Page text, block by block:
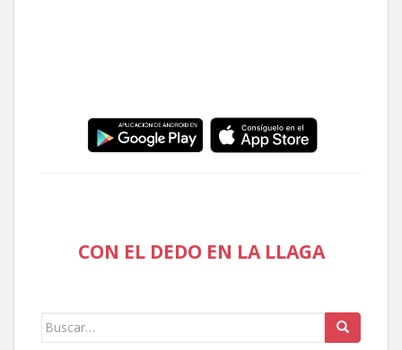
CON EL DEDO EN LA LLAGA
Buscar: